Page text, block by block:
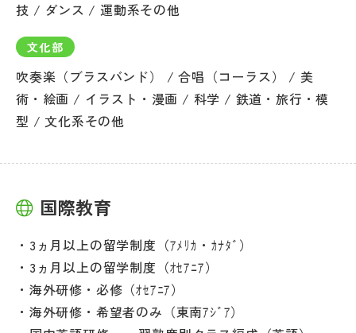
技 / ダンス / 運動系その他
文化部
吹奏楽（ブラスバンド） / 合唱（コーラス） / 美
術・絵画 / イラスト・漫画 / 科学 / 鉄道・旅行・模
型 / 文化系その他
国際教育
3ヵ月以上の留学制度（ｱﾒﾘｶ・ｶﾅﾀﾞ）
3ヵ月以上の留学制度（ｵｾｱﾆｱ）
海外研修・必修（ｵｾｱﾆｱ）
海外研修・希望者のみ（東南ｱｼﾞｱ）